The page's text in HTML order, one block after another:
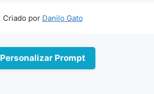
Personalizar Prompt
Criado por Danilo Gato